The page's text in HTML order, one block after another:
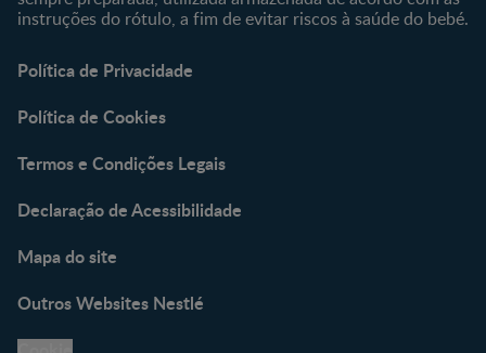
instruções do rótulo, a fim de evitar riscos à saúde do bebé.
Política de Privacidade
Política de Cookies
Termos e Condições Legais
Declaração de Acessibilidade
Mapa do site
Outros Websites Nestlé